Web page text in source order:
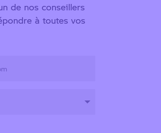
de nos conseillers
à toutes vos